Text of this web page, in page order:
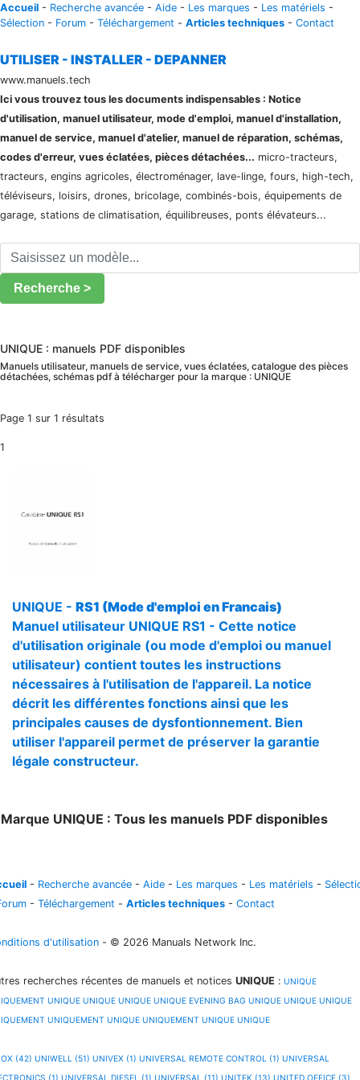
Accueil - Recherche avancée - Aide - Les marques - Les matériels -
Sélection - Forum - Téléchargement - Articles techniques - Contact
UTILISER - INSTALLER - DEPANNER
www.manuels.tech
Ici vous trouvez tous les documents indispensables : Notice
d'utilisation, manuel utilisateur, mode d'emploi, manuel d'installation,
manuel de service, manuel d'atelier, manuel de réparation, schémas,
codes d'erreur, vues éclatées, pièces détachées... micro-tracteurs,
tracteurs, engins agricoles, électroménager, lave-linge, fours, high-tech,
téléviseurs, loisirs, drones, bricolage, combinés-bois, équipements de
garage, stations de climatisation, équilibreuses, ponts élévateurs...
Recherche >
UNIQUE : manuels PDF disponibles
Manuels utilisateur, manuels de service, vues éclatées, catalogue des pièces
détachées, schémas pdf à télécharger pour la marque : UNIQUE
Page 1 sur 1 résultats
1
UNIQUE - RS1 (Mode d'emploi en Francais)
Manuel utilisateur UNIQUE RS1 - Cette notice
d'utilisation originale (ou mode d'emploi ou manuel
utilisateur) contient toutes les instructions
nécessaires à l'utilisation de l'appareil. La notice
décrit les différentes fonctions ainsi que les
principales causes de dysfontionnement. Bien
utiliser l'appareil permet de préserver la garantie
légale constructeur.
Marque UNIQUE : Tous les manuels PDF disponibles
- Recherche avancée - Aide - Les marques - Les matériels -
- Téléchargement - Articles techniques - Contact
d'utilisation - © 2026 Manuals Network Inc.
recherches récentes de manuels et notices UNIQUE : UNIQUE
UNIQUE UNIQUE UNIQUE UNIQUE EVENING BAG UNIQUE UNIQUE UNIQUE
UNIQUEMENT UNIQUE UNIQUEMENT UNIQUE UNIQUE
(42) UNIWELL (51) UNIVEX (1) UNIVERSAL REMOTE CONTROL (1) UNIVERSAL
(1) UNIVERSAL DIESEL (1) UNIVERSAL (11) UNITEK (13) UNITED OFFICE (3)